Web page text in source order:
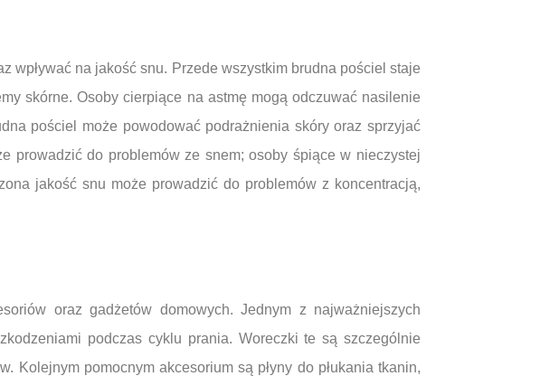
na jakość snu. Przede wszystkim brudna pościel staje
skórne. Osoby cierpiące na astmę mogą odczuwać nasilenie
pościel może powodować podrażnienia skóry oraz sprzyjać
prowadzić do problemów ze snem; osoby śpiące w nieczystej
jakość snu może prowadzić do problemów z koncentracją,
oraz gadżetów domowych. Jednym z najważniejszych
podczas cyklu prania. Woreczki te są szczególnie
Kolejnym pomocnym akcesorium są płyny do płukania tkanin,